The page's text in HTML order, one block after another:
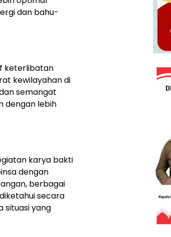
dan bahu-
keterlibatan
kewilayahan di
semangat
dengan lebih
karya bakti
dengan
berbagai
secara
situasi yang